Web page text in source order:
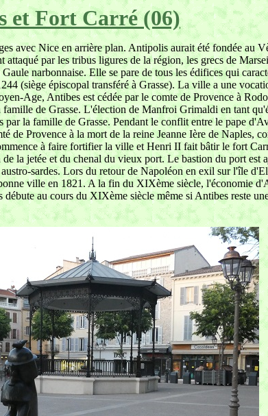
et Fort Carré (06)
avec Nice en arrière plan. Antipolis aurait été fondée au
par les tribus ligures de la région, les grecs de
narbonnaise. Elle se pare de tous les édifices qui
(siège épiscopal transféré à Grasse). La ville a une
Age, Antibes est cédée par le comte de Provence à
de Grasse. L'élection de Manfroi Grimaldi en tant
par la famille de Grasse. Pendant le conflit entre le pape
Provence à la mort de la reine Jeanne Ière de Naples,
à faire fortifier la ville et Henri II fait bâtir le fort
la jetée et du chenal du vieux port. Le bastion du port est
sardes. Lors du retour de Napoléon en exil sur l'île
ville en 1821. A la fin du XIXème siècle, l'économie
au cours du XIXème siècle même si Antibes reste